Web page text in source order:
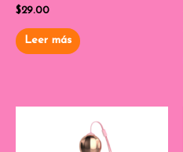
Valorado
de
5
$29.00
Leer más